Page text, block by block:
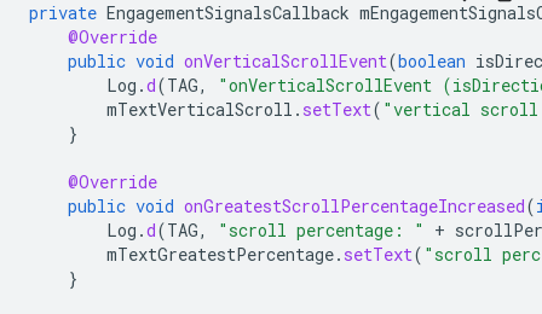
private EngagementSignalsCallback
@Override
public void onVerticalScrollEvent(boolean
Log .d(TAG,
"onVerticalScrollEvent
mTextVerticalScroll . setText( "vertical
}
@Override
public void onGreatestScrollPercentageIncreased(
Log .d(TAG, "scroll percentage: " +
mTextGreatestPercentage. setText( "scroll
}